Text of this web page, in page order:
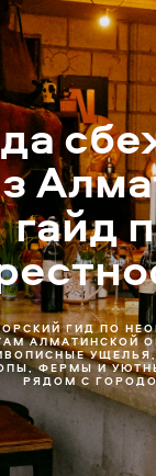
гайд
ГИД ПО
АЛМАТИНСКОЙ
ФЕРМЫ И
РЯДОМ С